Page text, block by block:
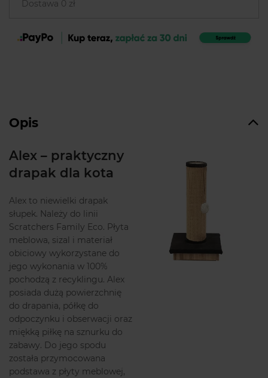
Dostawa 0 zł
Opis
Alex – praktyczny
drapak dla kota
Alex to niewielki drapak
słupek. Należy do linii
Scratchers Family Eco. Płyta
meblowa, sizal i materiał
obiciowy wykorzystane do
jego wykonania w 100%
pochodzą z recyklingu. Alex
posiada dużą powierzchnię
do drapania, półkę do
odpoczynku i obserwacji oraz
miękką piłkę na sznurku do
zabawy. Do jego spodu
została przymocowana
podstawa z płyty meblowej,